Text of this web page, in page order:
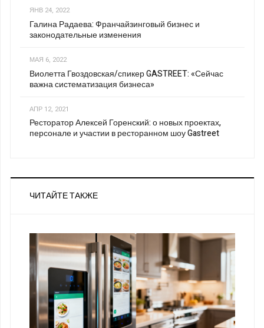
ЯНВ 24, 2022
Галина Радаева: Франчайзинговый бизнес и
законодательные изменения
МАЯ 6, 2022
Виолетта Гвоздовская/спикер GASTREET: «Сейчас
важна систематизация бизнеса»
АПР 12, 2021
Ресторатор Алексей Горенский: о новых проектах,
персонале и участии в ресторанном шоу Gastreet
ЧИТАЙТЕ ТАКЖЕ